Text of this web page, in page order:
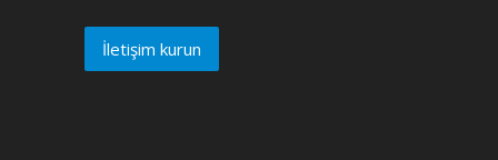
İletişim kurun